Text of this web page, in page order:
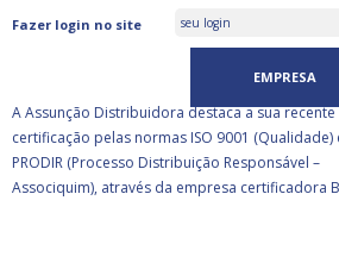
Fazer login no site
EMPRESA
ASSUNÇÃO DISTRIBUIDORA É
CERTIFICADA PELA BSI
A Assunção Distribuidora destaca a sua recente
certificação pelas normas ISO 9001 (Qualidade)
PRODIR (Processo Distribuição Responsável –
Associquim), através da empresa certificadora